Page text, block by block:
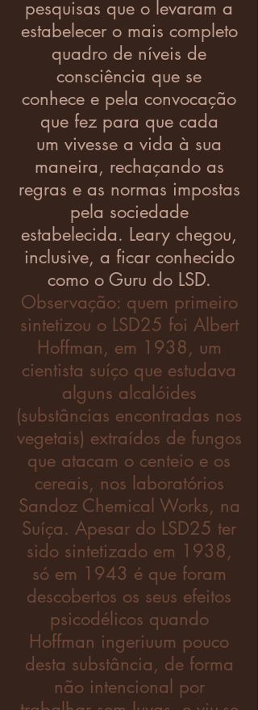
pesquisas que o levaram a
estabelecer o mais completo
quadro de níveis de
consciência que se
conhece e pela convocação
que fez para que cada
um vivesse a vida à sua
maneira, rechaçando as
regras e as normas impostas
pela sociedade
estabelecida. Leary chegou,
inclusive, a ficar conhecido
como o Guru do LSD.
Observação: quem primeiro
sintetizou o LSD25 foi Albert
Hoffman, em 1938, um
cientista suíço que estudava
alguns alcalóides
(substâncias encontradas nos
vegetais) extraídos de fungos
que atacam o centeio e os
cereais, nos laboratórios
Sandoz Chemical Works, na
Suíça. Apesar do LSD25 ter
sido sintetizado em 1938,
só em 1943 é que foram
descobertos os seus efeitos
psicodélicos quando
Hoffman ingeriuum pouco
desta substância, de forma
não intencional por